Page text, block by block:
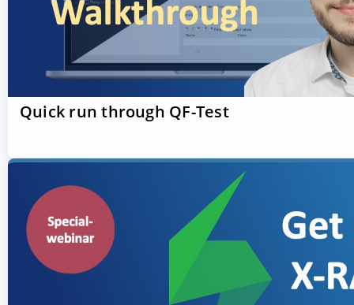
Quick run through QF-Test